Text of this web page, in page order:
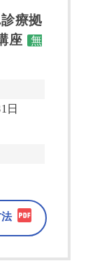
療拠
座
無
日